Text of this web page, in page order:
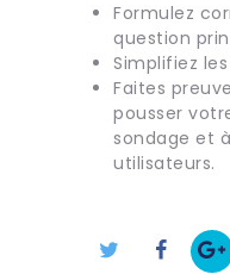
Formulez
question
Simplifiez
Faites
pousser
sondage et
utilisateurs.